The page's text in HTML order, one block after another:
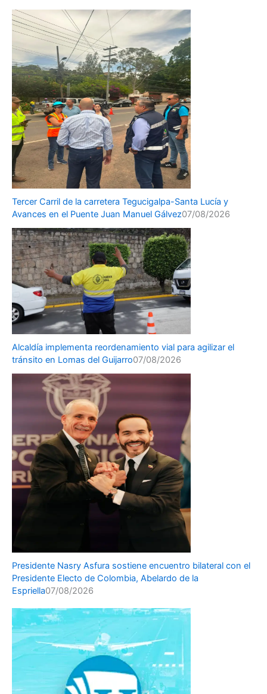
Tercer Carril de la carretera Tegucigalpa-Santa Lucía y
Avances en el Puente Juan Manuel Gálvez07/08/2026
Alcaldía implementa reordenamiento vial para agilizar el
tránsito en Lomas del Guijarro07/08/2026
Presidente Nasry Asfura sostiene encuentro bilateral con el
Presidente Electo de Colombia, Abelardo de la
Espriella07/08/2026